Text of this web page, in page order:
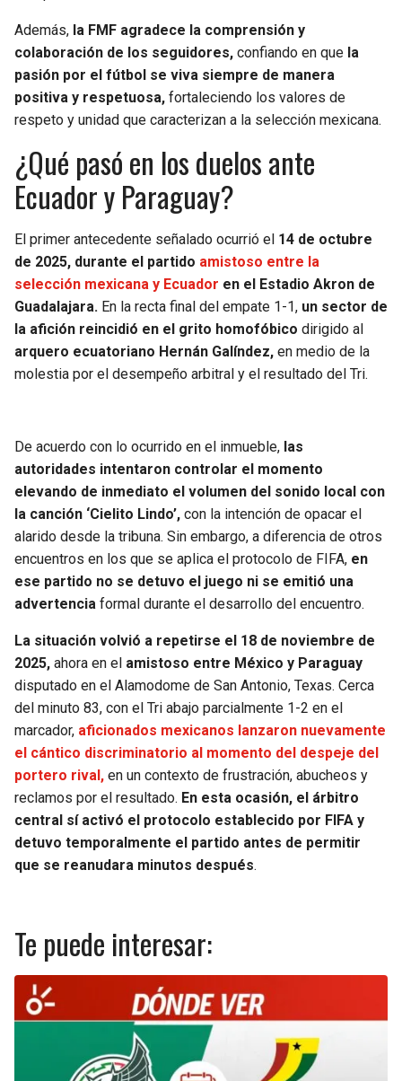
Además, la FMF agradece la comprensión y
colaboración de los seguidores, confiando en que la
pasión por el fútbol se viva siempre de manera
positiva y respetuosa, fortaleciendo los valores de
respeto y unidad que caracterizan a la selección mexicana.
¿Qué pasó en los duelos ante
Ecuador y Paraguay?
El primer antecedente señalado ocurrió el 14 de octubre
de 2025, durante el partido amistoso entre la
selección mexicana y Ecuador en el Estadio Akron de
Guadalajara. En la recta final del empate 1-1, un sector de
la afición reincidió en el grito homofóbico dirigido al
arquero ecuatoriano Hernán Galíndez, en medio de la
molestia por el desempeño arbitral y el resultado del Tri.
De acuerdo con lo ocurrido en el inmueble, las
autoridades intentaron controlar el momento
elevando de inmediato el volumen del sonido local con
la canción ‘Cielito Lindo’, con la intención de opacar el
alarido desde la tribuna. Sin embargo, a diferencia de otros
encuentros en los que se aplica el protocolo de FIFA, en
ese partido no se detuvo el juego ni se emitió una
advertencia formal durante el desarrollo del encuentro.
La situación volvió a repetirse el 18 de noviembre de
2025, ahora en el amistoso entre México y Paraguay
disputado en el Alamodome de San Antonio, Texas. Cerca
del minuto 83, con el Tri abajo parcialmente 1-2 en el
marcador, aficionados mexicanos lanzaron nuevamente
el cántico discriminatorio al momento del despeje del
portero rival, en un contexto de frustración, abucheos y
reclamos por el resultado. En esta ocasión, el árbitro
central sí activó el protocolo establecido por FIFA y
detuvo temporalmente el partido antes de permitir
que se reanudara minutos después.
Te puede interesar: